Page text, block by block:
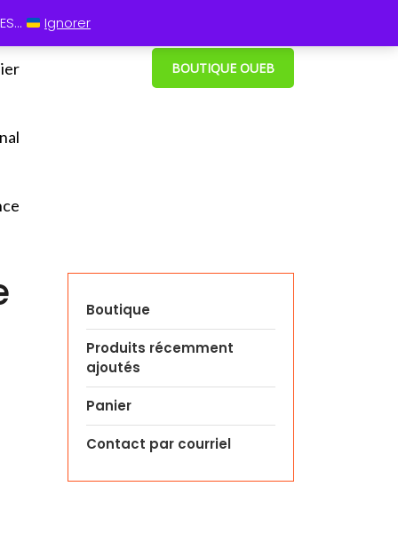
60
BOUTIQUE OUEB
Boutique
Produits récemment
ajoutés
Panier
Contact par courriel
Ignorer